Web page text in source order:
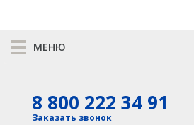
8 800 222 34 91
Заказать звонок
МЕНЮ
КАТАЛОГ
GNSS